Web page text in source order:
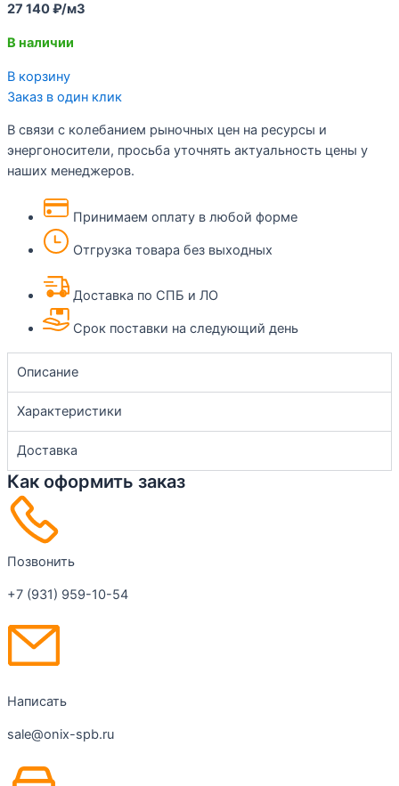
27 140 ₽/м3
В наличии
В корзину
Заказ в один клик
В связи с колебанием рыночных цен на ресурсы и
энергоносители, просьба уточнять актуальность цены у
наших менеджеров.
Принимаем оплату в любой форме
Отгрузка товара без выходных
Доставка по СПБ и ЛО
Срок поставки на следующий день
Описание
Характеристики
Доставка
Как оформить заказ
Позвонить
+7 (931) 959-10-54
Написать
sale@onix-spb.ru